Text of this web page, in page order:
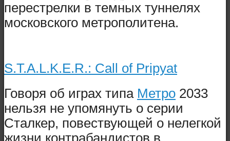
перестрелки в темных туннелях
московского метрополитена.
S.T.A.L.K.E.R.: Call of Pripyat
Говоря об играх типа Метро 2033
нельзя не упомянуть о серии
Сталкер, повествующей о нелегкой
жизни контрабандистов в